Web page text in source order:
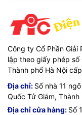
Công ty Cổ Phần Giải
lập theo giấy phép
Thành phố Hà Nội
Địa chỉ: Số nhà 11
Quốc Tử Giám,
Địa chỉ cửa hàng: Số